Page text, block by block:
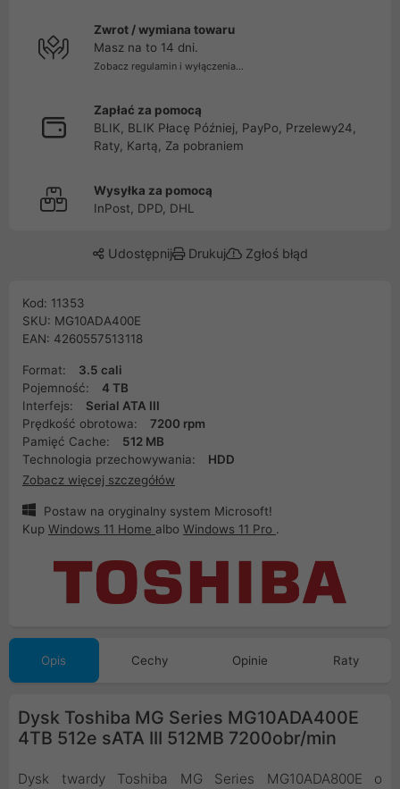
Zwrot / wymiana towaru
Masz na to 14 dni.
Zobacz regulamin i wyłączenia...
Zapłać za pomocą
BLIK, BLIK Płacę Później, PayPo, Przelewy24,
Raty, Kartą, Za pobraniem
Wysyłka za pomocą
InPost, DPD, DHL
Udostępnij Drukuj Zgłoś błąd
Kod: 11353
SKU: MG10ADA400E
EAN: 4260557513118
Format:
3.5 cali
Pojemność:
4 TB
Interfejs:
Serial ATA III
Prędkość obrotowa:
7200 rpm
Pamięć Cache:
512 MB
Technologia przechowywania:
HDD
Zobacz więcej szczegółów
Postaw na oryginalny system Microsoft!
Kup Windows 11 Home albo Windows 11 Pro .
Opis Cechy Opinie Raty
Dysk Toshiba MG Series MG10ADA400E
4TB 512e sATA III 512MB 7200obr/min
Dysk twardy Toshiba MG Series MG10ADA800E o